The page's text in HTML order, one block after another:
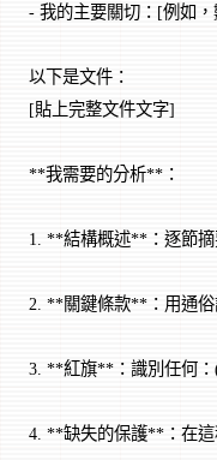
- 我的主要關切：[例如
以下是文件：
[貼上完整文件文字]
**我需要的分析**：
1. **結構概述**：逐節摘
2. **關鍵條款**：用通
3. **紅旗**：識別任何：
4. **缺失的保護**：在這